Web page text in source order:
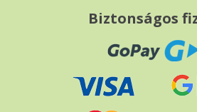
Biztonságos